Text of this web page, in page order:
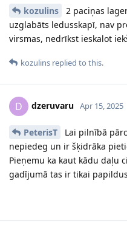
kozulins
2 paciņas
uzglabāts ledusskapī, nav
virsmas, nedrīkst ieskalot
kozulins replied to this.
D dzeruvaru Apr 15, 2025
PeterisT
Lai pilnībā
nepiedeg un ir šķidrāka
Pieņemu ka kaut kādu daļu
gadījumā tas ir tikai